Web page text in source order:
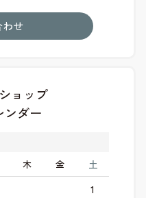
わせ
ョップ
ンダー
木 金 土
1